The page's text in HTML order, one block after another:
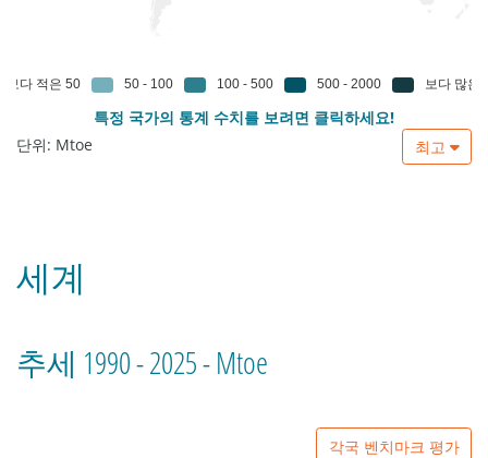
특정 국가의 통계 수치를 보려면 클릭하세요!
단위: Mtoe
최고
세계
추세 1990 - 2025 - Mtoe
각국 벤치마크 평가